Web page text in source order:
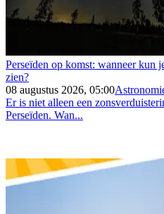
Perseïden op komst: wanneer kun
zien?
08 augustus 2026, 05:00
Er is niet alleen een
Perseïden. Wan...